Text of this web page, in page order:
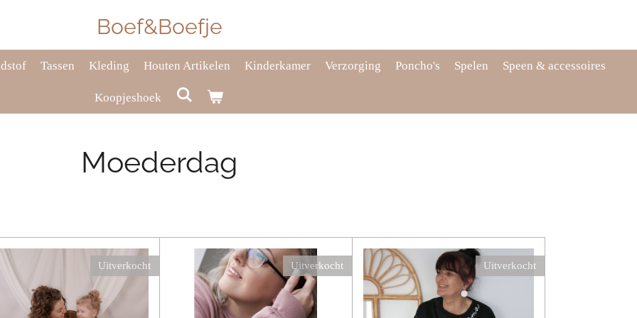
Boef&Boefje
Tassen Kleding Houten Artikelen Kinderkamer Verzorging Poncho's Spelen Speen & accessoires
Koopjeshoek
Moederdag
Uitverkocht Uitverkocht Uitverkocht